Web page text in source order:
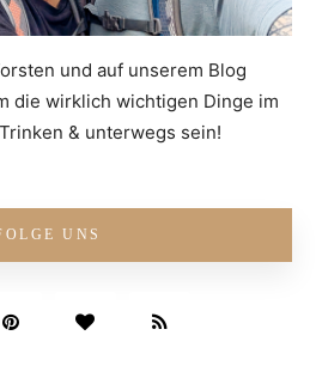
und auf unserem Blog
die wirklich wichtigen Dinge im
& unterwegs sein!
UNS